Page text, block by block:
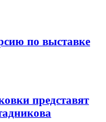
по выставке
представят